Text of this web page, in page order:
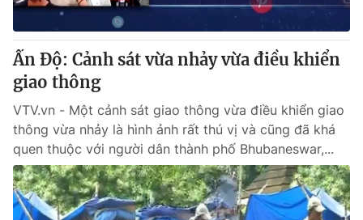
Ấn Độ: Cảnh sát vừa nhảy vừa điều khiển
giao thông
VTV.vn - Một cảnh sát giao thông vừa điều khiển giao
thông vừa nhảy là hình ảnh rất thú vị và cũng đã khá
quen thuộc với người dân thành phố Bhubaneswar,...